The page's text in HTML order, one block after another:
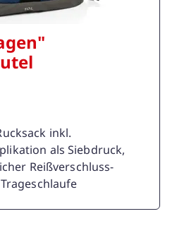
inkl.
als Siebdruck,
Reißverschluss-